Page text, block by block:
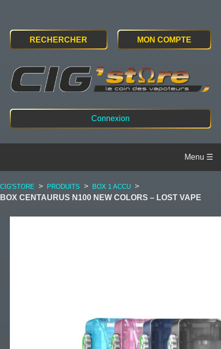
RECHERCHER MON COMPTE
Connexion
CIG'STORE > PRODUITS > BOX 1 ACCU >
BOX CENTAURUS N100 NEW COLORS – LOST VAPE